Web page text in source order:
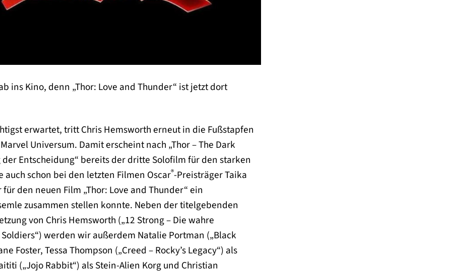
ins Kino, denn „Thor: Love and Thunder“ ist jetzt dort
erwartet, tritt Chris Hemsworth erneut in die Fußstapfen
Universum. Damit erscheint nach „Thor – The Dark
der Entscheidung“ bereits der dritte Solofilm für den starken
auch schon bei den letzten Filmen Oscar®-Preisträger Taika
den neuen Film „Thor: Love and Thunder“ ein
zusammen stellen konnte. Neben der titelgebenden
von Chris Hemsworth („12 Strong – Die wahre
werden wir außerdem Natalie Portman („Black
Foster, Tessa Thompson („Creed – Rocky’s Legacy“) als
(„Jojo Rabbit“) als Stein-Alien Korg und Christian